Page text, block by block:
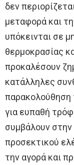
δεν
μεταφορά και
υπόκεινται σε
θερμοκρασίας
προκαλέσουν
κατάλληλες
παρακολούθηση
για ευπαθή
συμβάλουν
προσεκτικού
την αγορά και